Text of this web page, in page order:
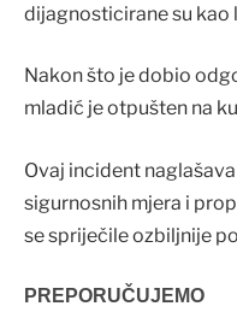
dijagnosticirane su kao
Nakon što je dobio
mladić je otpušten na
Ovaj incident
sigurnosnih mjera i
se spriječile ozbiljnije